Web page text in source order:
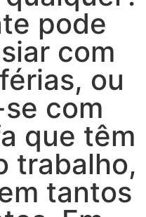
pode
com
ou
com
que têm
trabalho,
tantos